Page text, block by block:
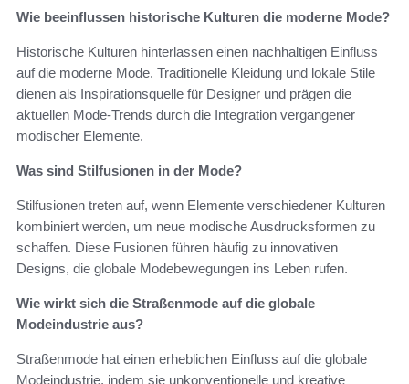
Wie beeinflussen historische Kulturen die moderne Mode?
Historische Kulturen hinterlassen einen nachhaltigen Einfluss
auf die moderne Mode. Traditionelle Kleidung und lokale Stile
dienen als Inspirationsquelle für Designer und prägen die
aktuellen Mode-Trends durch die Integration vergangener
modischer Elemente.
Was sind Stilfusionen in der Mode?
Stilfusionen treten auf, wenn Elemente verschiedener Kulturen
kombiniert werden, um neue modische Ausdrucksformen zu
schaffen. Diese Fusionen führen häufig zu innovativen
Designs, die globale Modebewegungen ins Leben rufen.
Wie wirkt sich die Straßenmode auf die globale
Modeindustrie aus?
Straßenmode hat einen erheblichen Einfluss auf die globale
Modeindustrie, indem sie unkonventionelle und kreative